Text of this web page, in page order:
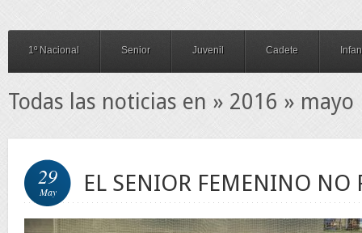
1º Nacional Senior Juvenil Cadete
Todas las noticias en » 2016 » mayo
29
May EL SENIOR FEMENINO NO